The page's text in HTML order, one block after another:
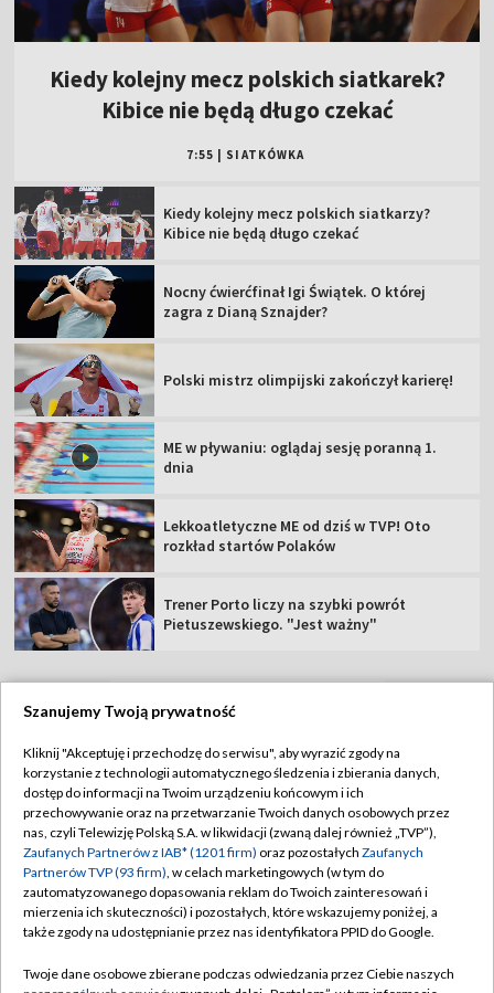
Kiedy kolejny mecz polskich siatkarek?
Kibice nie będą długo czekać
7:55 SIATKÓWKA
Kiedy kolejny mecz polskich siatkarzy?
Kibice nie będą długo czekać
Nocny ćwierćfinał Igi Świątek. O której
zagra z Dianą Sznajder?
Polski mistrz olimpijski zakończył karierę!
ME w pływaniu: oglądaj sesję poranną 1.
dnia
Lekkoatletyczne ME od dziś w TVP! Oto
rozkład startów Polaków
Trener Porto liczy na szybki powrót
Pietuszewskiego. "Jest ważny"
Abonament TVP
Sklep TVP
Biuro Reklamy
Oferta Handlowa
Telegazeta ogłoszenia
Regulamin TVP
Polityka prywatności
Moje zgody
Biuro reklamy
Kontakt
Kanały
Szanujemy Twoją prywatność
Kliknij "Akceptuję i przechodzę do serwisu", aby wyrazić zgody na
korzystanie z technologii automatycznego śledzenia i zbierania danych,
dostęp do informacji na Twoim urządzeniu końcowym i ich
przechowywanie oraz na przetwarzanie Twoich danych osobowych przez
nas, czyli Telewizję Polską S.A. w likwidacji (zwaną dalej również „TVP”),
Zaufanych Partnerów z IAB* (1201 firm) oraz pozostałych Zaufanych
Partnerów TVP (93 firm), w celach marketingowych (w tym do
zautomatyzowanego dopasowania reklam do Twoich zainteresowań i
mierzenia ich skuteczności) i pozostałych, które wskazujemy poniżej, a
także zgody na udostępnianie przez nas identyfikatora PPID do Google.
Twoje dane osobowe zbierane podczas odwiedzania przez Ciebie naszych